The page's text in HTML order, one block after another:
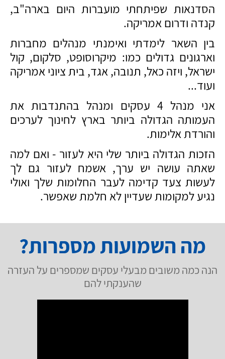
הסדנאות שפיתחתי מועברות היום בארה"ב,
קנדה ודרום אמריקה.
בין השאר לימדתי ואימנתי מנהלים מחברות
וארגונים גדולים כמו: מיקרוסופט, סלקום, קול
ישראל, ויזה כאל, תנובה, אגד, בית ציוני אמריקה
ועוד...
אני מנהל 4 עסקים ומנהל בהתנדבות את
העמותה הגדולה ביותר בארץ לחינוך לערכים
והורדת אלימות.
הזכות הגדולה ביותר שלי היא לעזור - ואם למה
שאתה עושה יש ערך, אשמח לעזור גם לך
לעשות צעד קדימה לעבר החלומות שלך ואולי
נגיע למקומות שעדיין לא חלמת שאפשר.
מה השמועות מספרות?
הנה כמה משובים מבעלי עסקים שמספרים על העזרה
שהענקתי להם